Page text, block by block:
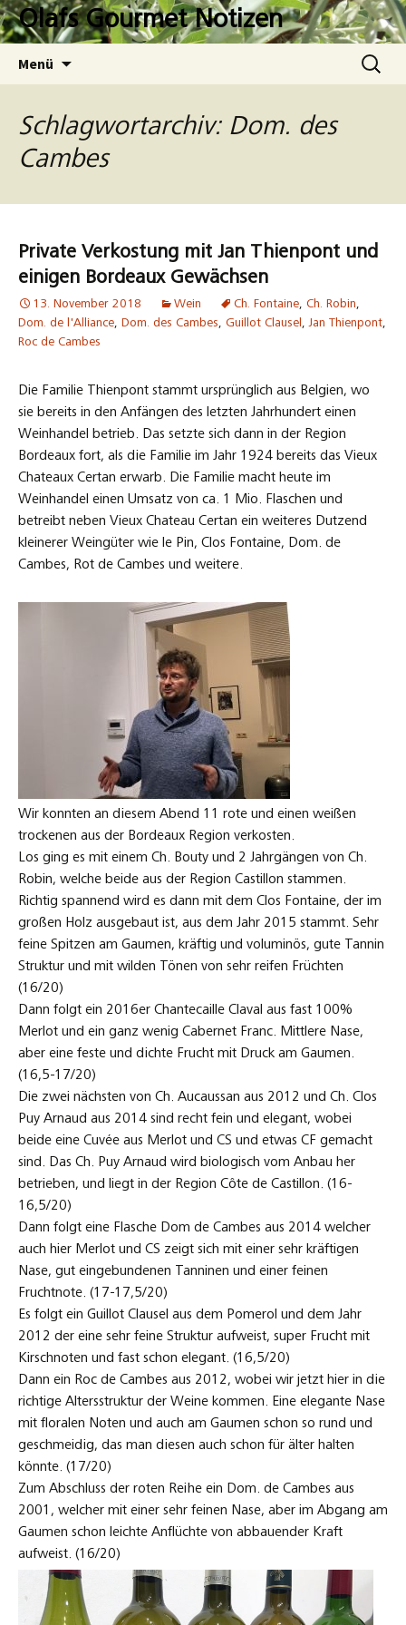
Zum
InhaltOlafs Gourmet Notizen
Menü
Suchen
nach:
Schlagwortarchiv: Dom. des
Cambes
Private Verkostung mit Jan Thienpont und
einigen Bordeaux Gewächsen
13. November 2018 Wein Ch. Fontaine, Ch. Robin,
Dom. de l'Alliance, Dom. des Cambes, Guillot Clausel,Jan Thienpont,
Roc de Cambes
Die Familie Thienpont stammt ursprünglich aus Belgien, wo
sie bereits in den Anfängen des letzten Jahrhundert einen
Weinhandel betrieb. Das setzte sich dann in der Region
Bordeaux fort, als die Familie im Jahr 1924 bereits das Vieux
Chateaux Certan erwarb. Die Familie macht heute im
Weinhandel einen Umsatz von ca. 1 Mio. Flaschen und
betreibt neben Vieux Chateau Certan ein weiteres Dutzend
kleinerer Weingüter wie le Pin, Clos Fontaine, Dom. de
Cambes, Rot de Cambes und weitere.
Wir konnten an diesem Abend 11 rote und einen weißen
trockenen aus der Bordeaux Region verkosten.
Los ging es mit einem Ch. Bouty und 2 Jahrgängen von Ch.
Robin, welche beide aus der Region Castillon stammen.
Richtig spannend wird es dann mit dem Clos Fontaine, der im
großen Holz ausgebaut ist, aus dem Jahr 2015 stammt. Sehr
feine Spitzen am Gaumen, kräftig und voluminös, gute Tannin
Struktur und mit wilden Tönen von sehr reifen Früchten
(16/20)
Dann folgt ein 2016er Chantecaille Claval aus fast 100%
Merlot und ein ganz wenig Cabernet Franc. Mittlere Nase,
aber eine feste und dichte Frucht mit Druck am Gaumen.
(16,5-17/20)
Die zwei nächsten von Ch. Aucaussan aus 2012 und Ch. Clos
Puy Arnaud aus 2014 sind recht fein und elegant, wobei
beide eine Cuvée aus Merlot und CS und etwas CF gemacht
sind. Das Ch. Puy Arnaud wird biologisch vom Anbau her
betrieben, und liegt in der Region Côte de Castillon. (16-
16,5/20)
Dann folgt eine Flasche Dom de Cambes aus 2014 welcher
auch hier Merlot und CS zeigt sich mit einer sehr kräftigen
Nase, gut eingebundenen Tanninen und einer feinen
Fruchtnote. (17-17,5/20)
Es folgt ein Guillot Clausel aus dem Pomerol und dem Jahr
2012 der eine sehr feine Struktur aufweist, super Frucht mit
Kirschnoten und fast schon elegant. (16,5/20)
Dann ein Roc de Cambes aus 2012, wobei wir jetzt hier in die
richtige Altersstruktur der Weine kommen. Eine elegante Nase
mit floralen Noten und auch am Gaumen schon so rund und
geschmeidig, das man diesen auch schon für älter halten
könnte. (17/20)
Zum Abschluss der roten Reihe ein Dom. de Cambes aus
2001, welcher mit einer sehr feinen Nase, aber im Abgang am
Gaumen schon leichte Anflüchte von abbauender Kraft
aufweist. (16/20)